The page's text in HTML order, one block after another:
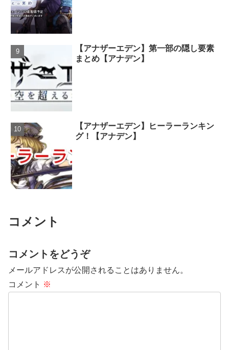
【アナザーエデン】第一部の隠し要素
まとめ【アナデン】
【アナザーエデン】ヒーラーランキン
グ！【アナデン】
コメント
コメントをどうぞ
メールアドレスが公開されることはありません。
コメント ※